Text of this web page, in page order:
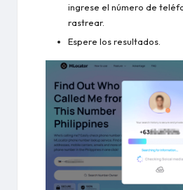
ingrese el número de
rastrear.
Espere los resultados.